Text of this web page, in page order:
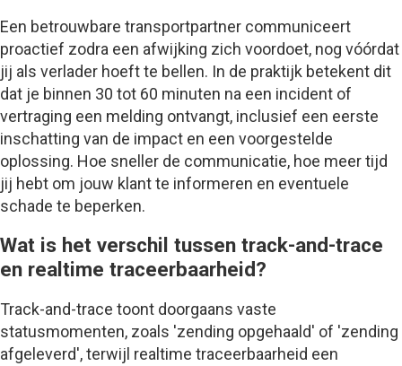
Een betrouwbare transportpartner communiceert
proactief zodra een afwijking zich voordoet, nog vóórdat
jij als verlader hoeft te bellen. In de praktijk betekent dit
dat je binnen 30 tot 60 minuten na een incident of
vertraging een melding ontvangt, inclusief een eerste
inschatting van de impact en een voorgestelde
oplossing. Hoe sneller de communicatie, hoe meer tijd
jij hebt om jouw klant te informeren en eventuele
schade te beperken.
Wat is het verschil tussen track-and-trace
en realtime traceerbaarheid?
Track-and-trace toont doorgaans vaste
statusmomenten, zoals 'zending opgehaald' of 'zending
afgeleverd', terwijl realtime traceerbaarheid een